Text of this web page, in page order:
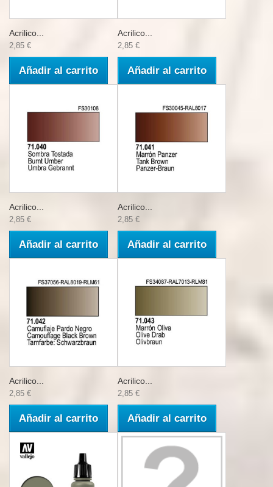
Acrilico...
2,85 €
Añadir al carrito
Acrilico...
2,85 €
Añadir al carrito
Acrilico...
2,85 €
Añadir al carrito
Acrilico...
2,85 €
Añadir al carrito
Acrilico...
2,85 €
Añadir al carrito
Acrilico...
2,85 €
Añadir al carrito